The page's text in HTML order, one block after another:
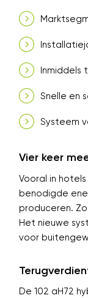
Inmiddels
Snelle en
Systeem
Vier keer
Vooral in
benodigde
produceren.
Het nieuwe
voor
De 102 aH72